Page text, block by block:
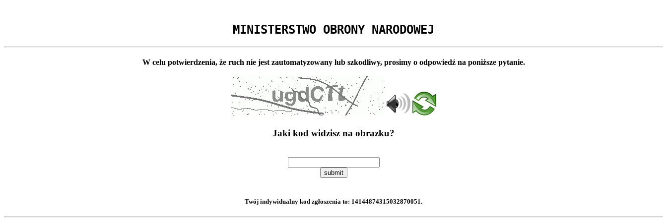
MINISTERSTWO OBRONY NARODOWEJ
W celu potwierdzenia, że ruch nie jest zautomatyzowany lub szkodliwy, prosimy o odpowiedź na poniższe pytanie.
Jaki kod widzisz na obrazku?
submit
Twój indywidualny kod zgłoszenia to: 14144874315032870051.